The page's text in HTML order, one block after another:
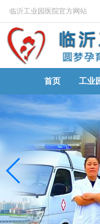
临沂工业园医院官方网站
首页 工业